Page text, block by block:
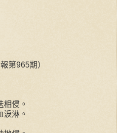
第965期）
相侵。
淚淋。